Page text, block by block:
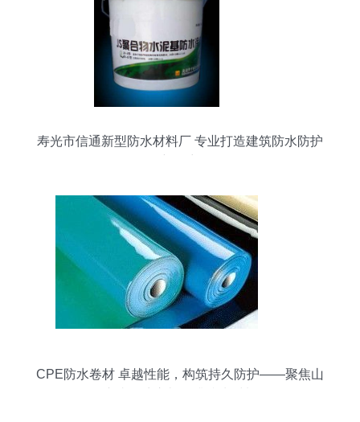
寿光市信通新型防水材料厂 专业打造建筑防水防护
CPE防水卷材 卓越性能，构筑持久防护——聚焦山